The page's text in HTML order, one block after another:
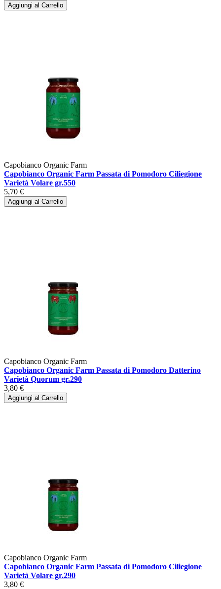
Aggiungi al Carrello
Capobianco Organic Farm
Capobianco Organic Farm Passata di Pomodoro Ciliegione
Varietà Volare gr.550
5,70 €
Aggiungi al Carrello
Capobianco Organic Farm
Capobianco Organic Farm Passata di Pomodoro Datterino
Varietà Quorum gr.290
3,80 €
Aggiungi al Carrello
Capobianco Organic Farm
Capobianco Organic Farm Passata di Pomodoro Ciliegione
Varietà Volare gr.290
3,80 €